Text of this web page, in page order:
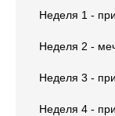
Неделя 1 -
Неделя 2 -
Неделя 3 -
Неделя 4 -